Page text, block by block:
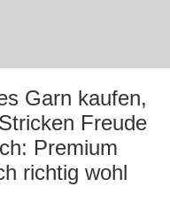
Garn kaufen,
Freude
Premium
richtig wohl